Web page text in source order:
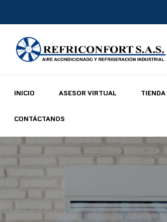
Aires
y
INICIO ASESOR VIRTUAL TIENDA
CONTÁCTANOS